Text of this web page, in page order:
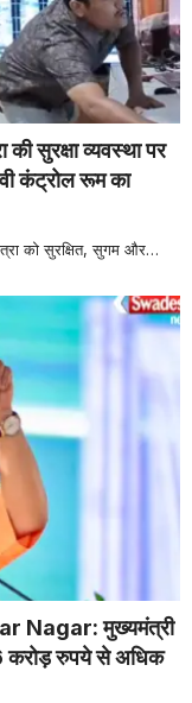
सुरक्षा व्यवस्था पर
कंट्रोल रूम का
को सुरक्षित, सुगम और…
Nagar: मुख्यमंत्री
करोड़ रुपये से अधिक